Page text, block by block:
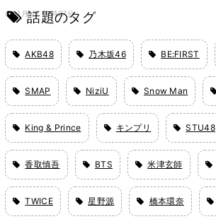
1月1日 10時27分
話題のタグ
AKB48 乃木坂46 BE:FIRST
SMAP NiziU Snow Man
King & Prince キンプリ STU48
香取慎吾 BTS 米津玄師
TWICE 星野源 橋本環奈